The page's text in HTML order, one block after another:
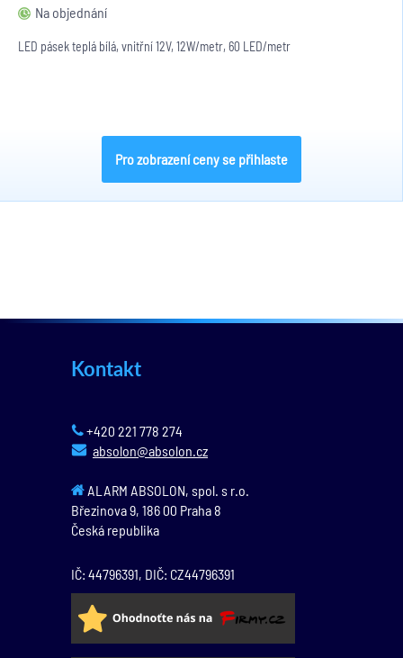
Na objednání
LED pásek teplá bílá, vnitřní 12V, 12W/metr, 60 LED/metr
Pro zobrazení ceny se přihlaste
Kontakt
+420 221 778 274
absolon@absolon.cz
ALARM ABSOLON, spol. s r.o.
Březinova 9, 186 00 Praha 8
Česká republika
IČ: 44796391, DIČ: CZ44796391